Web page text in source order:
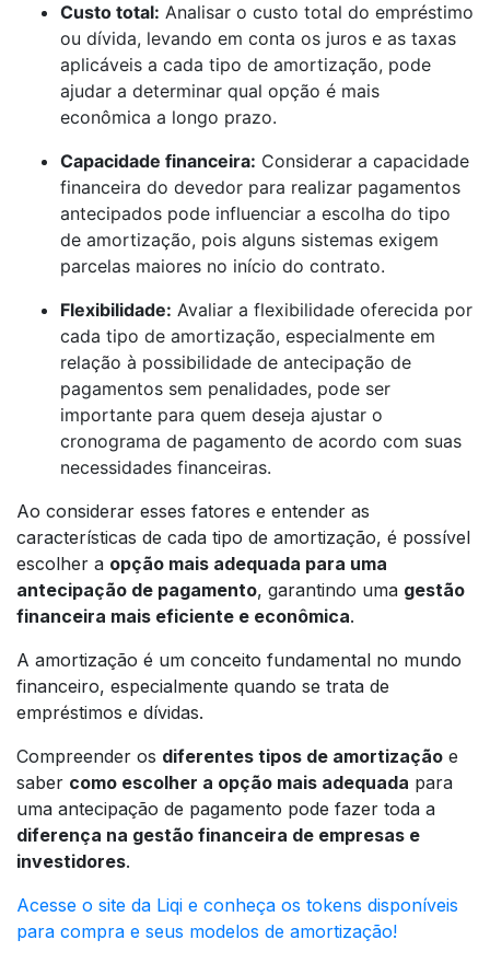
Custo total: Analisar o custo total do empréstimo
ou dívida, levando em conta os juros e as taxas
aplicáveis a cada tipo de amortização, pode
ajudar a determinar qual opção é mais
econômica a longo prazo.
Capacidade financeira: Considerar a capacidade
financeira do devedor para realizar pagamentos
antecipados pode influenciar a escolha do tipo
de amortização, pois alguns sistemas exigem
parcelas maiores no início do contrato.
Flexibilidade: Avaliar a flexibilidade oferecida por
cada tipo de amortização, especialmente em
relação à possibilidade de antecipação de
pagamentos sem penalidades, pode ser
importante para quem deseja ajustar o
cronograma de pagamento de acordo com suas
necessidades financeiras.
Ao considerar esses fatores e entender as
características de cada tipo de amortização, é possível
escolher a opção mais adequada para uma
antecipação de pagamento, garantindo uma gestão
financeira mais eficiente e econômica.
A amortização é um conceito fundamental no mundo
financeiro, especialmente quando se trata de
empréstimos e dívidas.
Compreender os diferentes tipos de amortização e
saber como escolher a opção mais adequada para
uma antecipação de pagamento pode fazer toda a
diferença na gestão financeira de empresas e
investidores.
Acesse o site da Liqi e conheça os tokens disponíveis
para compra e seus modelos de amortização!